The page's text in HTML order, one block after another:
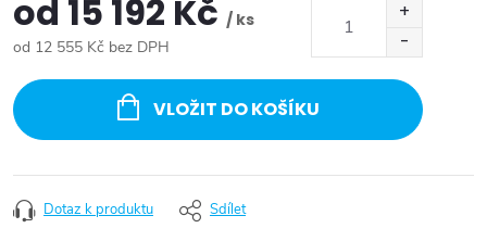
od 15 192 Kč / ks
od 12 555 Kč bez DPH
cena:
VLOŽIT DO KOŠÍKU
Dotaz k produktu Sdílet